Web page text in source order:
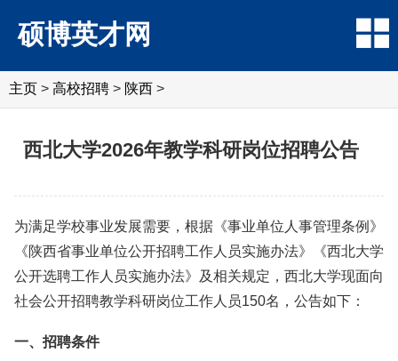
硕博英才网
主页 > 高校招聘 > 陕西 >
西北大学2026年教学科研岗位招聘公告
为满足学校事业发展需要，根据《事业单位人事管理条例》
《陕西省事业单位公开招聘工作人员实施办法》《西北大学
公开选聘工作人员实施办法》及相关规定，西北大学现面向
社会公开招聘教学科研岗位工作人员150名，公告如下：
一、招聘条件